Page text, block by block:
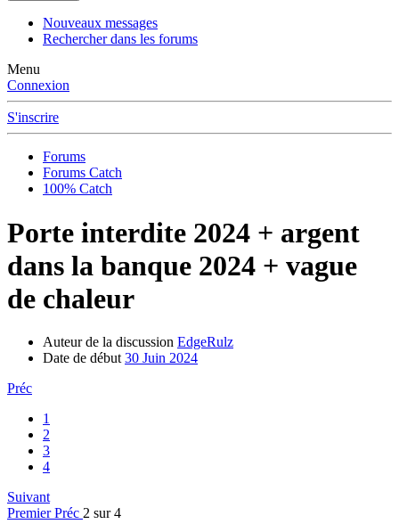
Nouveaux messages
Rechercher dans les forums
Menu
Connexion
S'inscrire
Forums
Forums Catch
100% Catch
Porte interdite 2024 + argent
dans la banque 2024 + vague
de chaleur
Auteur de la discussion EdgeRulz
Date de début 30 Juin 2024
Préc
1
2
3
4
Suivant
Premier Préc 2 sur 4